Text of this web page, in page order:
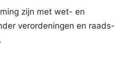
zijn met wet- en
verordeningen en raads-